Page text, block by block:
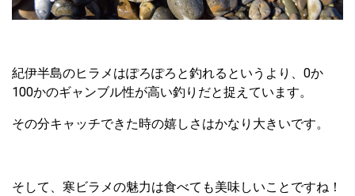
紀伊半島のヒラメはぽろぽろと釣れるというより、0か
100かのギャンブル性が高い釣りだと捉えています。
その分キャッチできた時の嬉しさはかなり大きいです。
そして、寒ビラメの魅力は食べても美味しいことですね！